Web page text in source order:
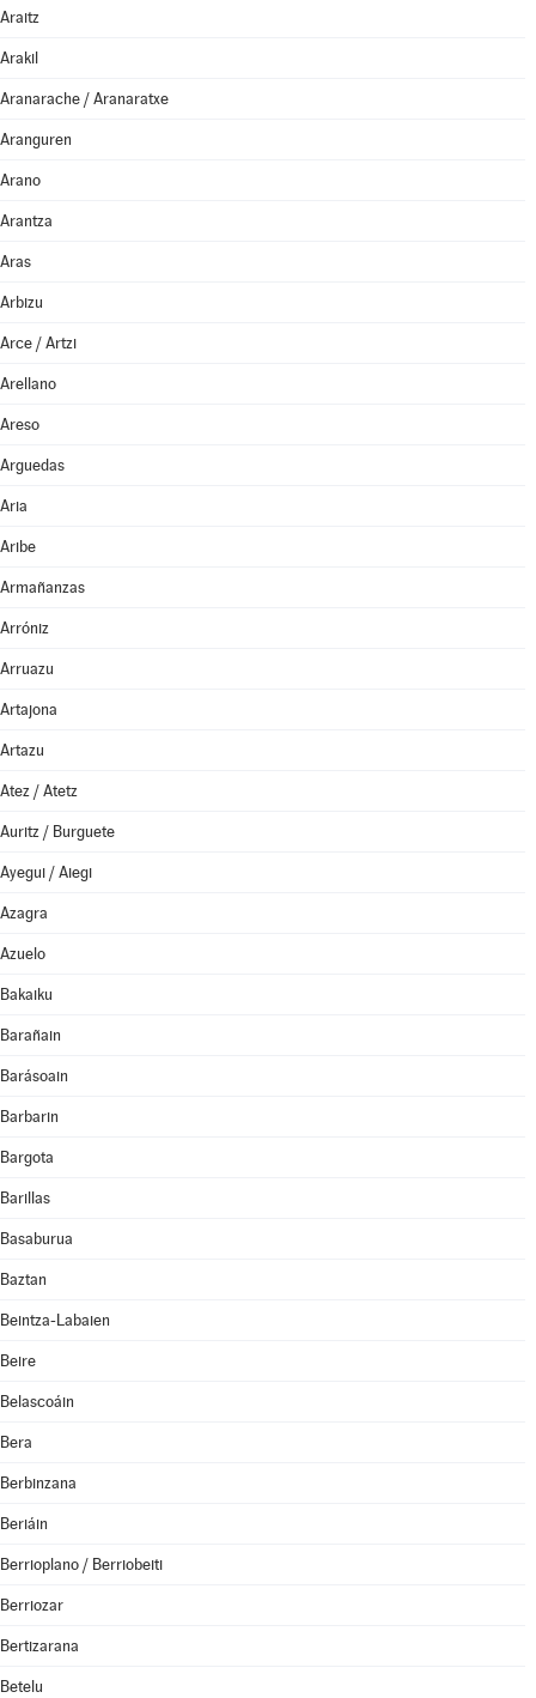
Araitz
Arakil
Aranarache / Aranaratxe
Aranguren
Arano
Arantza
Aras
Arbizu
Arce / Artzi
Arellano
Areso
Arguedas
Aria
Aribe
Armañanzas
Arróniz
Arruazu
Artajona
Artazu
Atez / Atetz
Auritz / Burguete
Ayegui / Aiegi
Azagra
Azuelo
Bakaiku
Barañain
Barásoain
Barbarin
Bargota
Barillas
Basaburua
Baztan
Beintza-Labaien
Beire
Belascoáin
Bera
Berbinzana
Beriáin
Berrioplano / Berriobeiti
Berriozar
Bertizarana
Betelu